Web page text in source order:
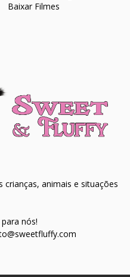
Baixar Filmes
crianças, animais e situações
nós!